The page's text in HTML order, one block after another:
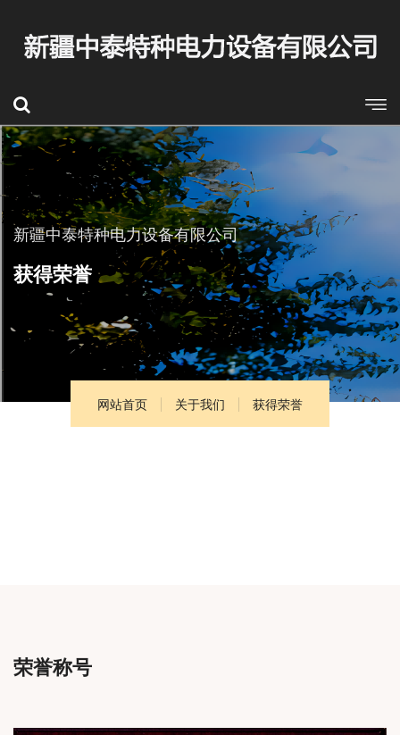
新疆中泰特种电力设备有限公司
获得荣誉
网站首页 关于我们 获得荣誉
荣誉称号